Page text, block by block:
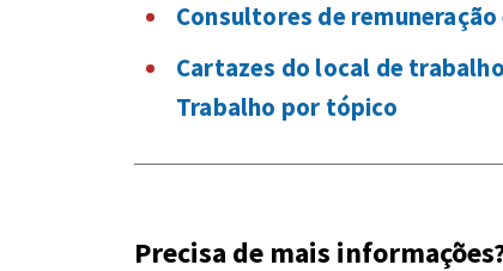
Consultores de
Cartazes do local de
Trabalho por tópico
Precisa de mais